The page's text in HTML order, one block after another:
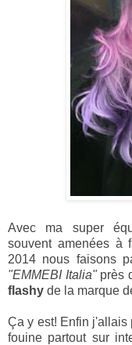
Avec ma super
souvent amenées à
2014 nous faisons
"EMMEBI Italia"près
flashy de la marque
Ça y est! Enfin j'allais
fouine partout sur